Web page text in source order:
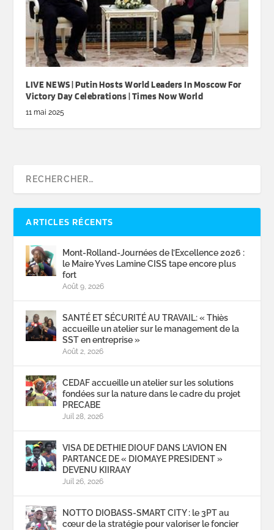
LIVE NEWS | Putin Hosts World Leaders In Moscow For
Victory Day Celebrations | Times Now World
11 mai 2025
ARTICLES RÉCENTS
Mont-Rolland-Journées de l’Excellence 2026 :
le Maire Yves Lamine CISS tape encore plus
fort
Août 9, 2026
SANTÉ ET SÉCURITÉ AU TRAVAIL: « Thiès
accueille un atelier sur le management de la
SST en entreprise »
Août 2, 2026
CEDAF accueille un atelier sur les solutions
fondées sur la nature dans le cadre du projet
PRECABE
Juil 28, 2026
VISA DE DETHIE DIOUF DANS L’AVION EN
PARTANCE DE « DIOMAYE PRESIDENT »
DEVENU KIIRAAY
Juil 26, 2026
NOTTO DIOBASS-SMART CITY : le 3PT au
cœur de la stratégie pour valoriser le foncier